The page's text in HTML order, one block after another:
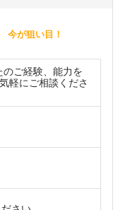
今が狙い目！
ご経験、能力を
軽にご相談くださ